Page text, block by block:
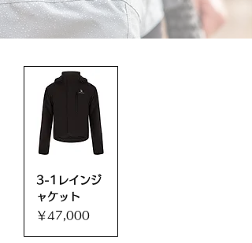
3-1レインジ
ャケット
価格
￥47,000